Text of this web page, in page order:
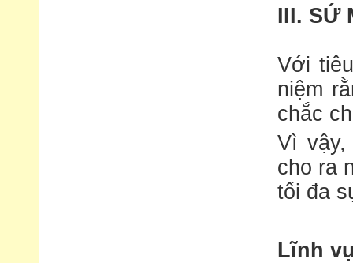
III. SỨ
Với
niệm
chắc
Vì vậy,
cho ra
tối đa
Lĩnh